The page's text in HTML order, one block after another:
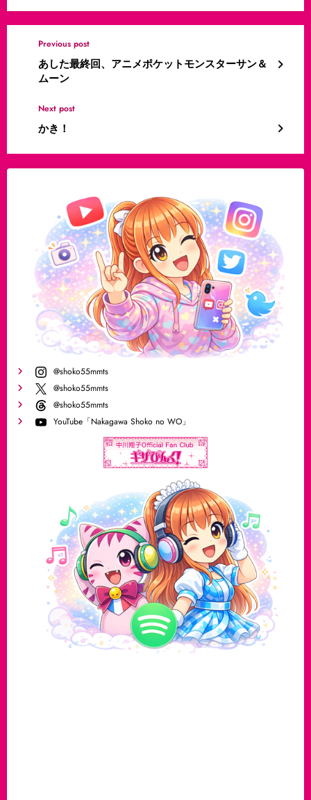
Previous post
あした最終回、アニメポケットモンスターサン＆
ムーン
Next post
かき！
@shoko55mmts
@shoko55mmts
@shoko55mmts
YouTube「Nakagawa Shoko no WO」